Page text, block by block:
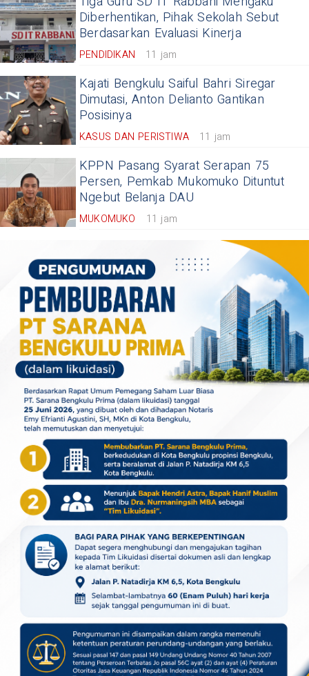
Diberhentikan, Pihak Sekolah Sebut
Berdasarkan Evaluasi Kinerja
PENDIDIKAN 11 jam
Kajati Bengkulu Saiful Bahri Siregar
Dimutasi, Anton Delianto Gantikan
Posisinya
KASUS DAN PERISTIWA 11 jam
KPPN Pasang Syarat Serapan 75
Persen, Pemkab Mukomuko Dituntut
Ngebut Belanja DAU
MUKOMUKO 11 jam